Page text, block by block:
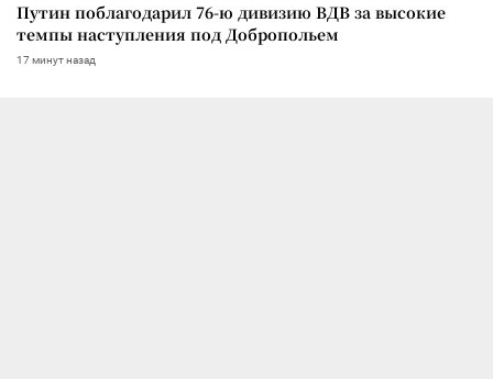
Путин поблагодарил 76-ю дивизию ВДВ за высокие
темпы наступления под Добропольем
17 минут назад